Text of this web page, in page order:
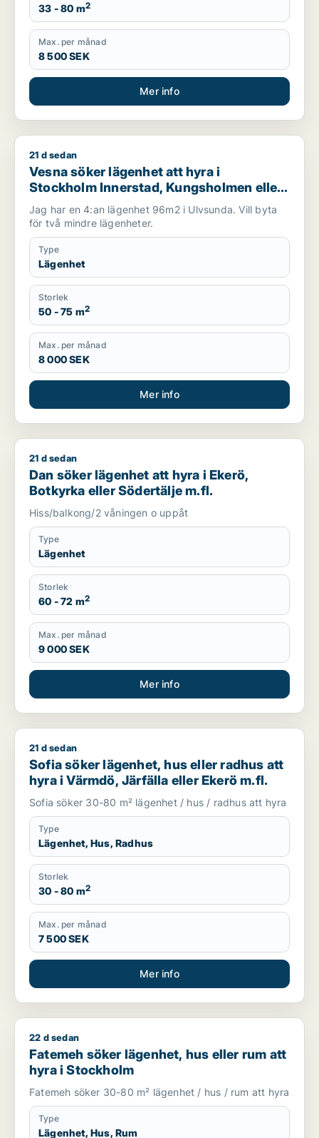
33 - 80 m2
Max. per månad
8 500 SEK
Mer info
Vesna söker lägenhet att hyra i Stockholm Innerstad,
21 d sedan
Vesna söker lägenhet att hyra i
Stockholm Innerstad, Kungsholmen eller
Vasastan m.fl.
Jag har en 4:an lägenhet 96m2 i Ulvsunda. Vill byta
för två mindre lägenheter.
Type
Lägenhet
Storlek
50 - 75 m2
Max. per månad
8 000 SEK
Mer info
Dan söker lägenhet att hyra i Ekerö, Botkyrka eller
21 d sedan
Dan söker lägenhet att hyra i Ekerö,
Botkyrka eller Södertälje m.fl.
Hiss/balkong/2 våningen o uppåt
Type
Lägenhet
Storlek
60 - 72 m2
Max. per månad
9 000 SEK
Mer info
Sofia söker lägenhet, hus eller radhus att hyra i Värmdö,
21 d sedan
Sofia söker lägenhet, hus eller radhus att
hyra i Värmdö, Järfälla eller Ekerö m.fl.
Sofia söker 30-80 m² lägenhet / hus / radhus att hyra
Type
Lägenhet, Hus, Radhus
Storlek
30 - 80 m2
Max. per månad
7 500 SEK
Mer info
Fatemeh söker lägenhet, hus eller rum att hyra i Stockholm
22 d sedan
Fatemeh söker lägenhet, hus eller rum att
hyra i Stockholm
Fatemeh söker 30-80 m² lägenhet / hus / rum att hyra
Type
Lägenhet, Hus, Rum